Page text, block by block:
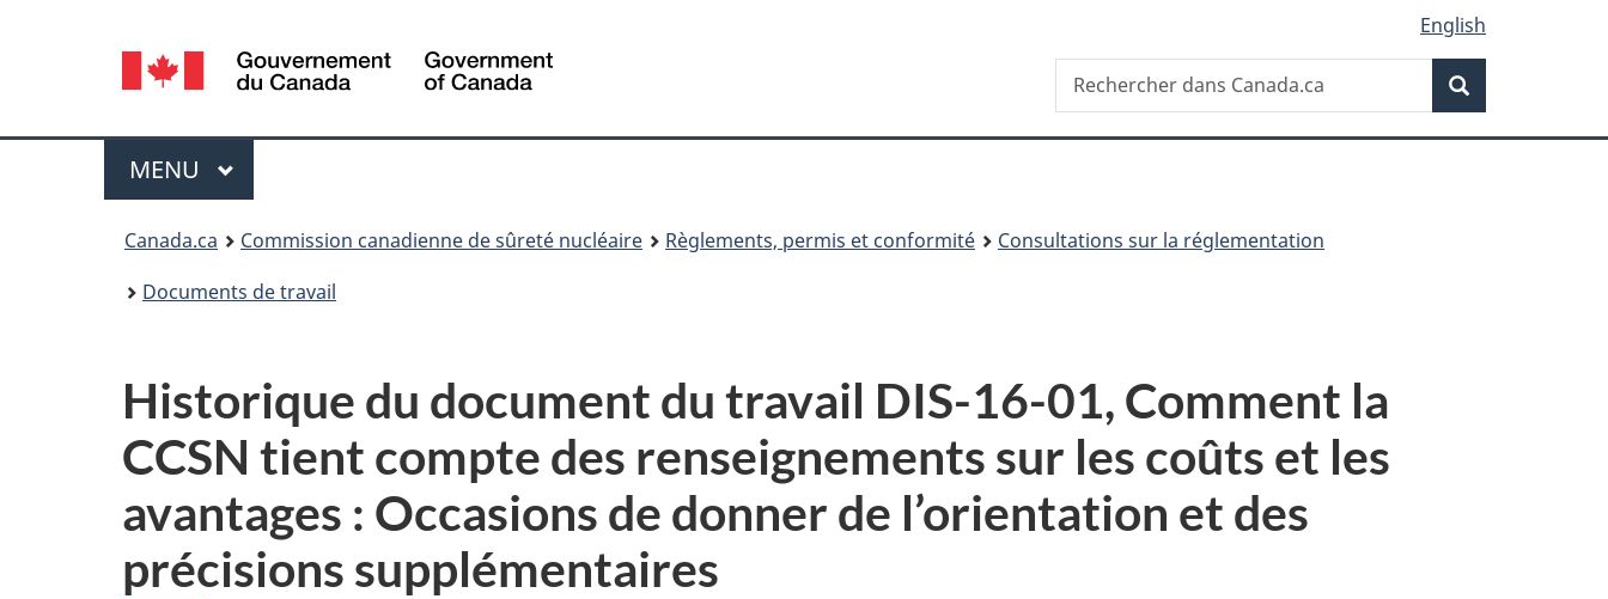
de
Sélection
de
la
langue
English
Canada
Recherche
Rechercher
dans
Menu
MENU PRINCIPAL
Canada.ca Commission canadienne de sûreté nucléaire Règlements, permis et conformité
Consultations sur la réglementation
Documents de travail
Historique du document du travail DIS-16-01, Comment la
CCSN tient compte des renseignements sur les coûts et les
avantages : Occasions de donner de l’orientation et des
précisions supplémentaires